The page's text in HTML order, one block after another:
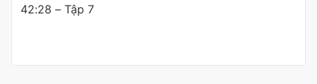
42:28 – Tập 7